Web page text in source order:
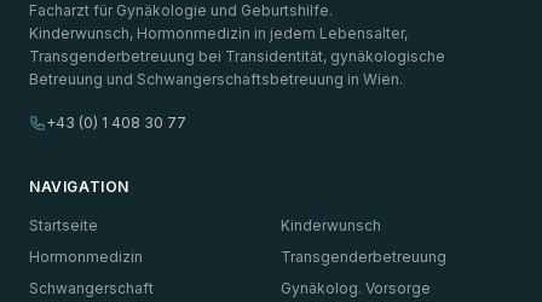
Facharzt für Gynäkologie und Geburtshilfe.
Kinderwunsch, Hormonmedizin in jedem Lebensalter,
Transgenderbetreuung bei Transidentität, gynäkologische
Betreuung und Schwangerschaftsbetreuung in Wien.
+43 (0) 1 408 30 77
NAVIGATION
Startseite
Kinderwunsch
Hormonmedizin
Transgenderbetreuung
Schwangerschaft
Gynäkolog. Vorsorge